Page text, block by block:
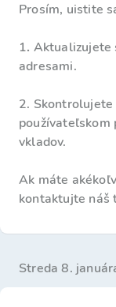
Prosím, uistite
1. Aktualizujete
adresami.
2. Skontrolujete
používateľskom
vkladov.
Ak máte
kontaktujte náš
streda 8.